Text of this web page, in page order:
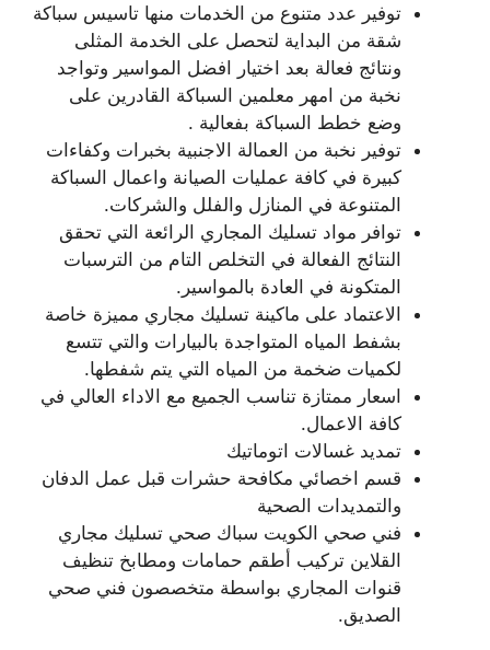
توفير عدد متنوع من الخدمات منها تاسيس سباكة
شقة من البداية لتحصل على الخدمة المثلى
ونتائج فعالة بعد اختيار افضل المواسير وتواجد
نخبة من امهر معلمين السباكة القادرين على
وضع خطط السباكة بفعالية .
توفير نخبة من العمالة الاجنبية بخبرات وكفاءات
كبيرة في كافة عمليات الصيانة واعمال السباكة
المتنوعة في المنازل والفلل والشركات.
توافر مواد تسليك المجاري الرائعة التي تحقق
النتائج الفعالة في التخلص التام من الترسبات
المتكونة في العادة بالمواسير.
الاعتماد على ماكينة تسليك مجاري مميزة خاصة
بشفط المياه المتواجدة بالبيارات والتي تتسع
لكميات ضخمة من المياه التي يتم شفطها.
اسعار ممتازة تناسب الجميع مع الاداء العالي في
كافة الاعمال.
تمديد غسالات اتوماتيك
قسم اخصائي مكافحة حشرات قبل عمل الدفان
والتمديدات الصحية
فني صحي الكويت سباك صحي تسليك مجاري
القلاين تركيب أطقم حمامات ومطابخ تنظيف
قنوات المجاري بواسطة متخصصون فني صحي
الصديق.